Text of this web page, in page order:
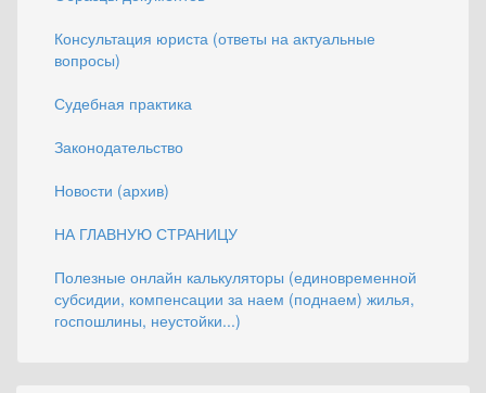
Консультация юриста (ответы на актуальные
вопросы)
Судебная практика
Законодательство
Новости (архив)
НА ГЛАВНУЮ СТРАНИЦУ
Полезные онлайн калькуляторы (единовременной
субсидии, компенсации за наем (поднаем) жилья,
госпошлины, неустойки...)